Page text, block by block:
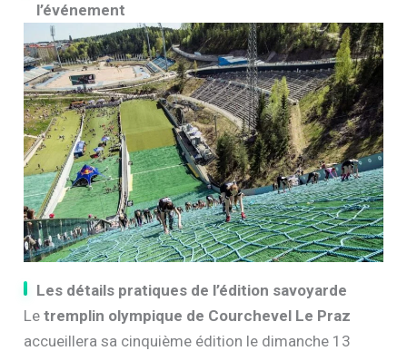
l’événement
Les détails pratiques de l’édition savoyarde
Letremplin olympique de Courchevel Le Praz
accueillera sa cinquième édition le dimanche 13